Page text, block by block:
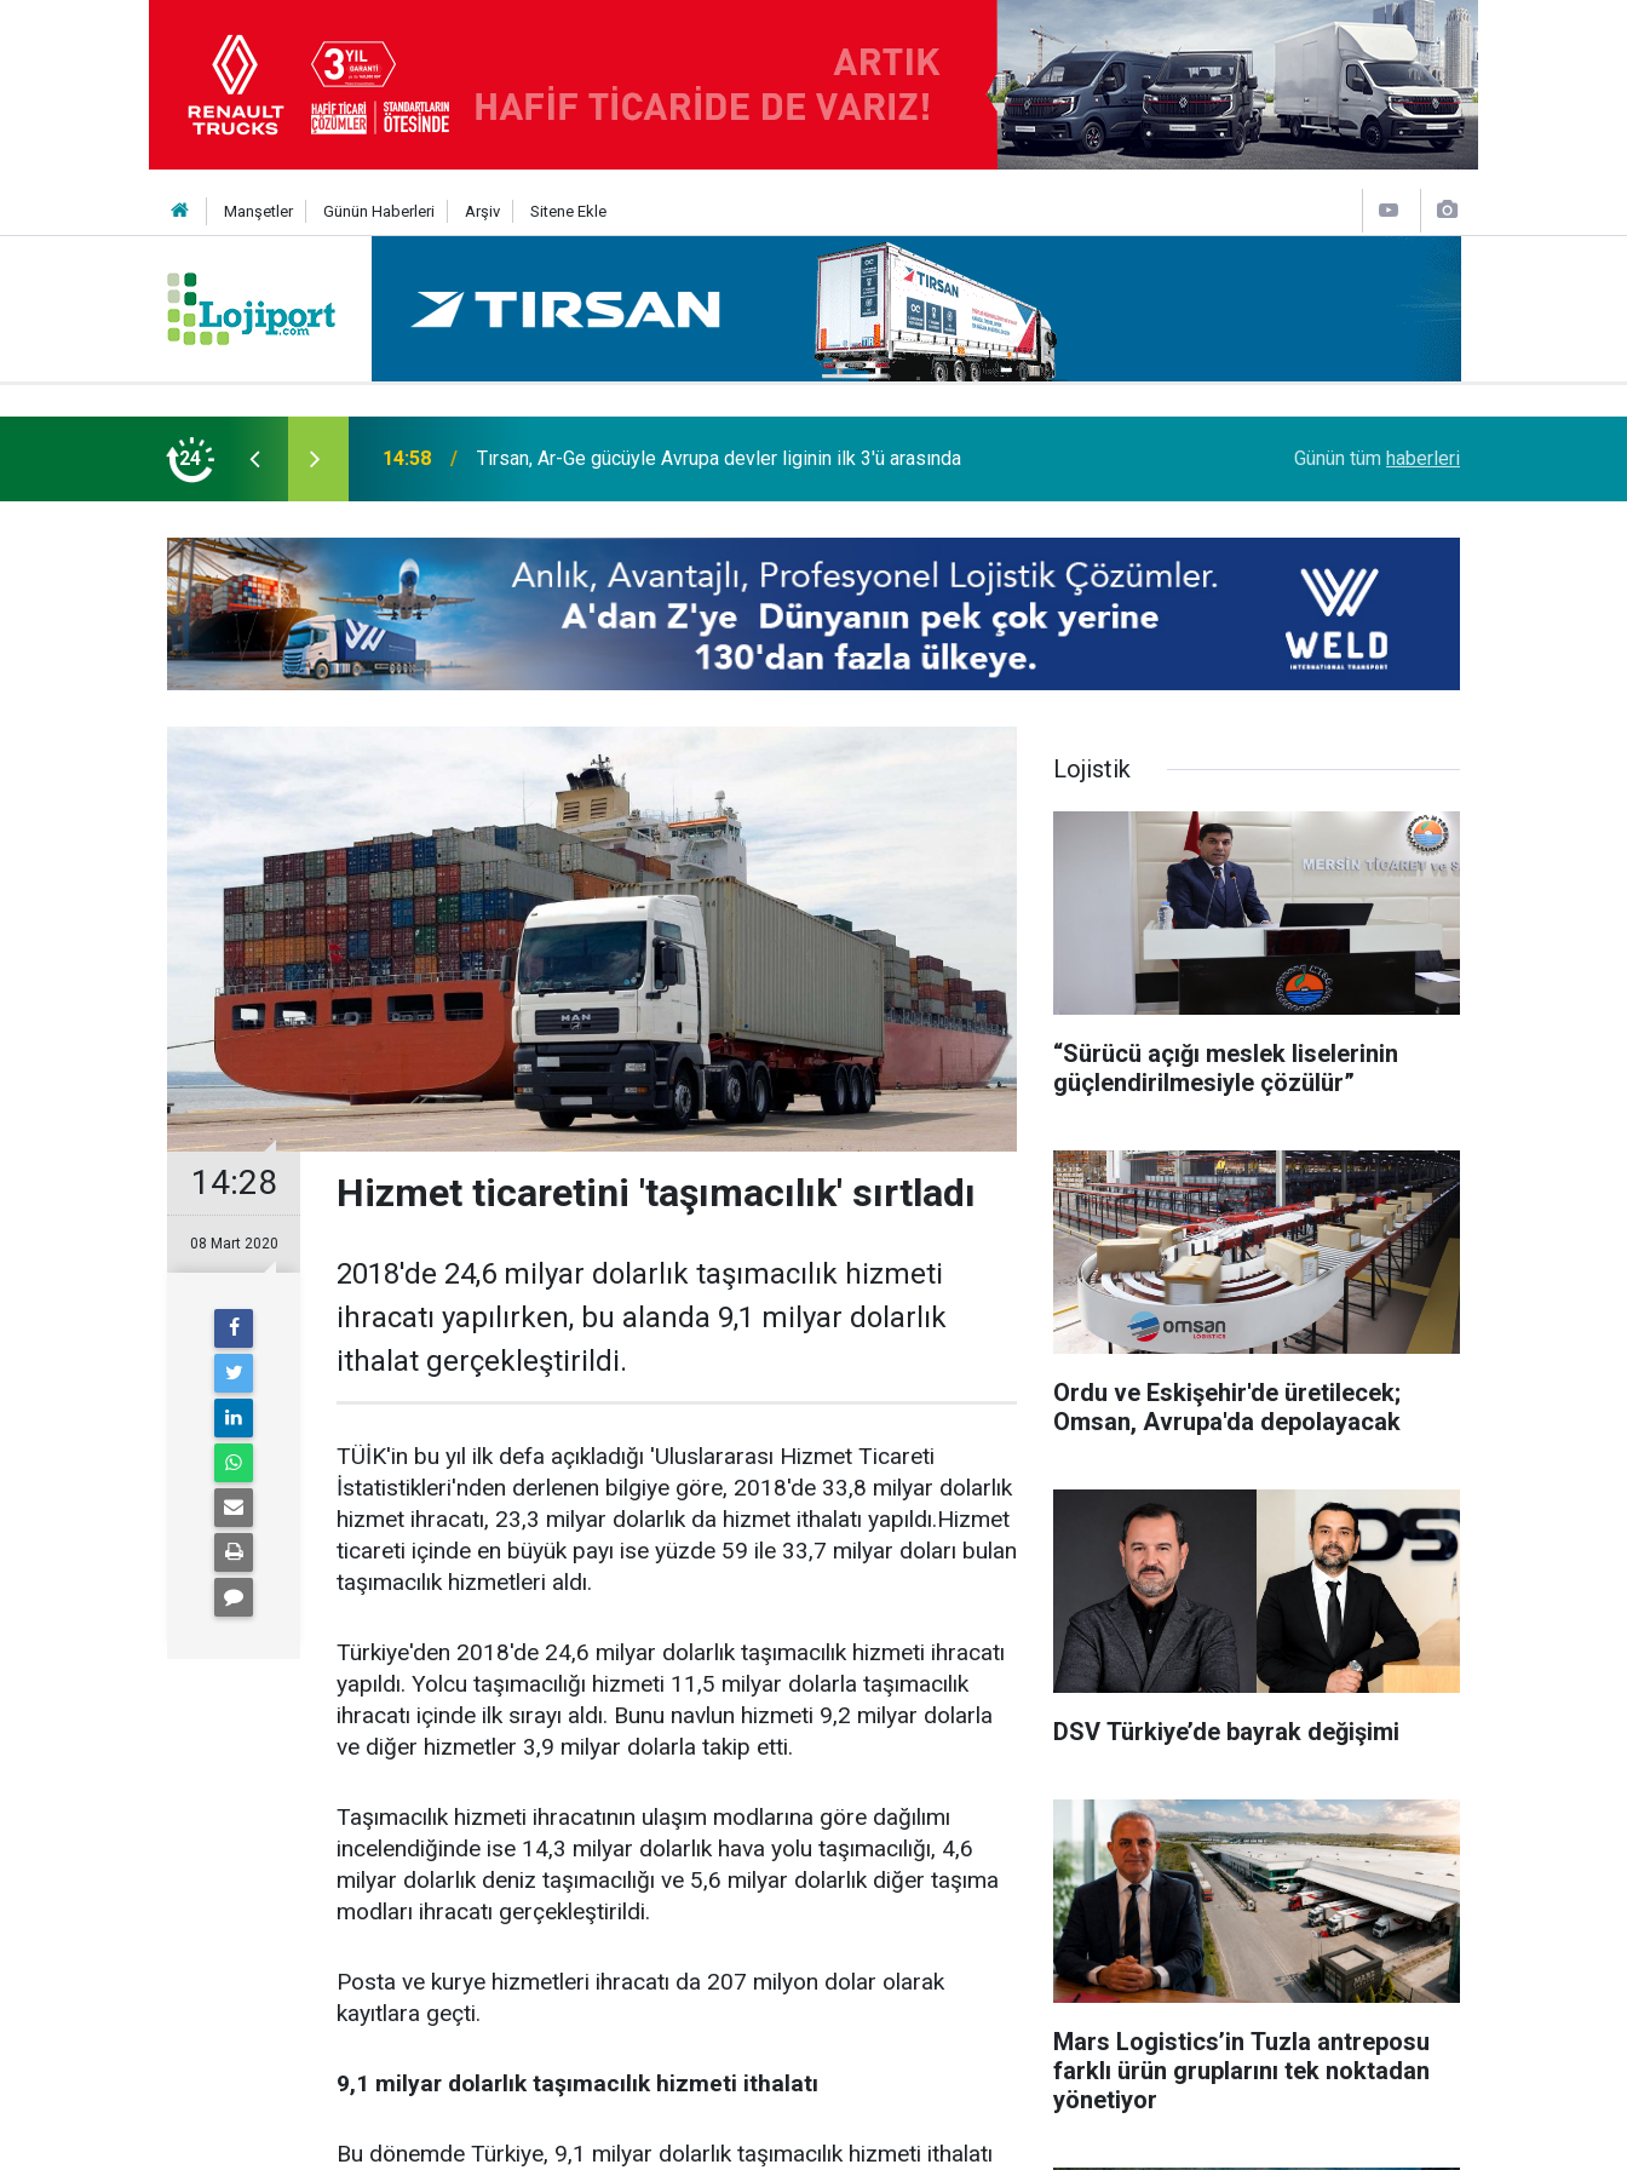
Manşetler Günün Haberleri Arşiv Sitene Ekle
24
liginin ilk 3'ü arasında 14:19 MAXUS modelleri Ağustos’a özel 1.199.000 TL’den başlayan fiyatlarla Petrol Ofisi Grubu 18. kez zirvede
Günün tüm haberleri
14:28
08 Mart 2020
Hizmet ticaretini 'taşımacılık' sırtladı
2018'de 24,6 milyar dolarlık taşımacılık hizmeti
ihracatı yapılırken, bu alanda 9,1 milyar dolarlık
ithalat gerçekleştirildi.
TÜİK'in bu yıl ilk defa açıkladığı 'Uluslararası Hizmet Ticareti
İstatistikleri'nden derlenen bilgiye göre, 2018'de 33,8 milyar dolarlık
hizmet ihracatı, 23,3 milyar dolarlık da hizmet ithalatı yapıldı.Hizmet
ticareti içinde en büyük payı ise yüzde 59 ile 33,7 milyar doları bulan
taşımacılık hizmetleri aldı.
Türkiye'den 2018'de 24,6 milyar dolarlık taşımacılık hizmeti ihracatı
yapıldı. Yolcu taşımacılığı hizmeti 11,5 milyar dolarla taşımacılık
ihracatı içinde ilk sırayı aldı. Bunu navlun hizmeti 9,2 milyar dolarla
ve diğer hizmetler 3,9 milyar dolarla takip etti.
Taşımacılık hizmeti ihracatının ulaşım modlarına göre dağılımı
incelendiğinde ise 14,3 milyar dolarlık hava yolu taşımacılığı, 4,6
milyar dolarlık deniz taşımacılığı ve 5,6 milyar dolarlık diğer taşıma
modları ihracatı gerçekleştirildi.
Posta ve kurye hizmetleri ihracatı da 207 milyon dolar olarak
kayıtlara geçti.
9,1 milyar dolarlık taşımacılık hizmeti ithalatı
Bu dönemde Türkiye, 9,1 milyar dolarlık taşımacılık hizmeti ithalatı
Lojistik
“Sürücü açığı meslek liselerinin
güçlendirilmesiyle çözülür”
Ordu ve Eskişehir'de üretilecek;
Omsan, Avrupa'da depolayacak
DSV Türkiye’de bayrak değişimi
Mars Logistics’in Tuzla antreposu
farklı ürün gruplarını tek noktadan
yönetiyor